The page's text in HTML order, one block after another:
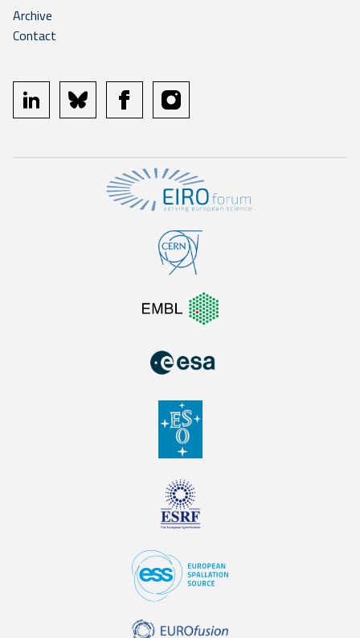
Archive
Contact
linkedin bluesky facebookinstagram